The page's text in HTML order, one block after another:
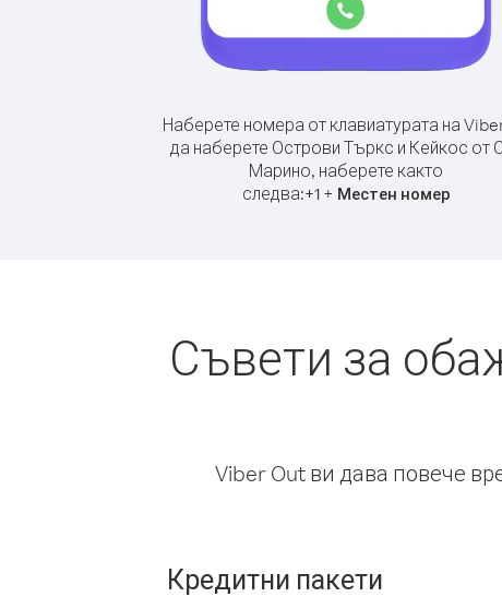
Наберете номера от клавиатурата на
да наберете Острови Търкс и Кейкос от
Марино, наберете както
следва:+1+ Местен номер
Съвети за
Viber Out ви дава повече
Кредитни пакети